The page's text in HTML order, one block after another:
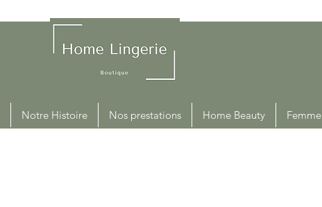
Notre Histoire Nos prestations Home Beauty Femme